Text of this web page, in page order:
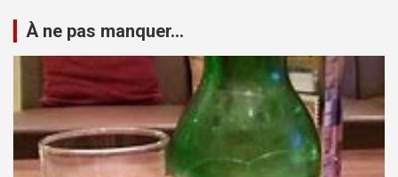
À ne pas manquer...